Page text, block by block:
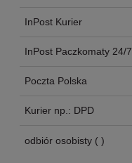
InPost Kurier
InPost Paczkomaty 24/7
Poczta Polska
Kurier np.: DPD
odbiór osobisty ( )